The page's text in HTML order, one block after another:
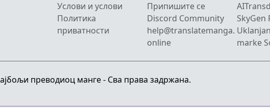
Услови и услови
Политика
приватности
Припишите се
Discord Community
help@translatemanga.
online
SkyGen
marke
преводиоц манге - Сва права задржана.